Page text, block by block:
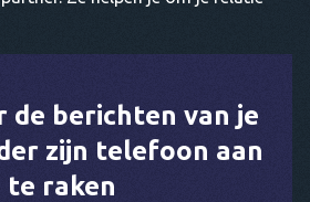
de berichten van je
zijn telefoon aan
te raken